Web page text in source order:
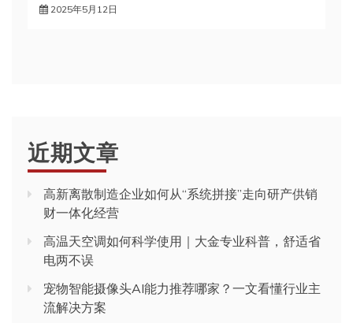
2025年5月12日
近期文章
高新离散制造企业如何从“系统拼接”走向研产供销
财一体化经营
高温天空调如何科学使用｜大金专业科普，舒适省
电两不误
宠物智能摄像头AI能力推荐哪家？一文看懂行业主
流解决方案